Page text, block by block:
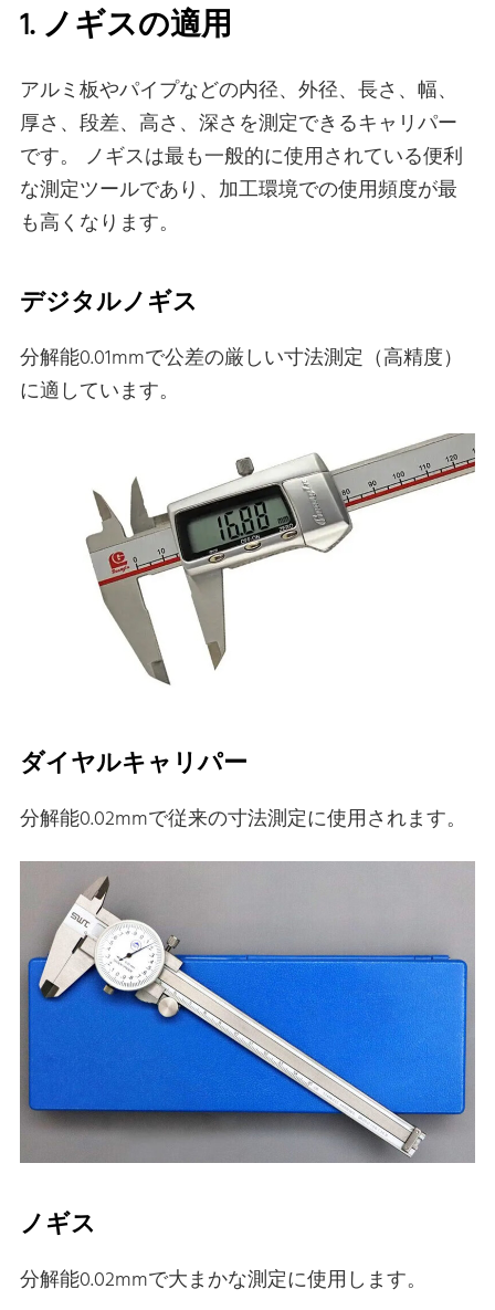
1. ノギスの適用
アルミ板やパイプなどの内径、外径、長さ、幅、
厚さ、段差、高さ、深さを測定できるキャリパー
です。 ノギスは最も一般的に使用されている便利
な測定ツールであり、加工環境での使用頻度が最
も高くなります。
デジタルノギス
分解能0.01mmで公差の厳しい寸法測定（高精度）
に適しています。
ダイヤルキャリパー
分解能0.02mmで従来の寸法測定に使用されます。
ノギス
分解能0.02mmで大まかな測定に使用します。